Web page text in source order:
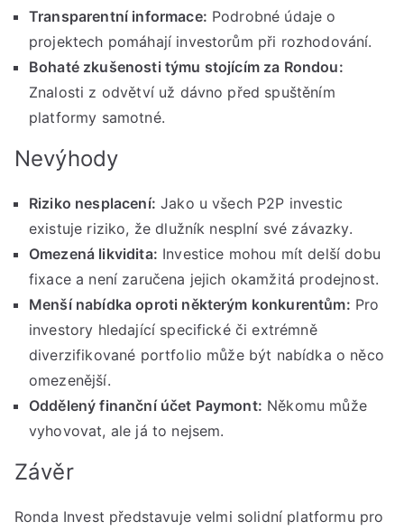
Transparentní informace: Podrobné údaje o
projektech pomáhají investorům při rozhodování.
Bohaté zkušenosti týmu stojícím za Rondou:
Znalosti z odvětví už dávno před spuštěním
platformy samotné.
Nevýhody
Riziko nesplacení: Jako u všech P2P investic
existuje riziko, že dlužník nesplní své závazky.
Omezená likvidita: Investice mohou mít delší dobu
fixace a není zaručena jejich okamžitá prodejnost.
Menší nabídka oproti některým konkurentům: Pro
investory hledající specifické či extrémně
diverzifikované portfolio může být nabídka o něco
omezenější.
Oddělený finanční účet Paymont: Někomu může
vyhovovat, ale já to nejsem.
Závěr
Ronda Invest představuje velmi solidní platformu pro